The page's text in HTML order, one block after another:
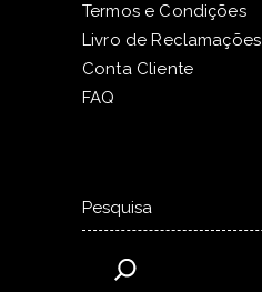
Termos e Condições
Livro de Reclamações
Conta Cliente
FAQ